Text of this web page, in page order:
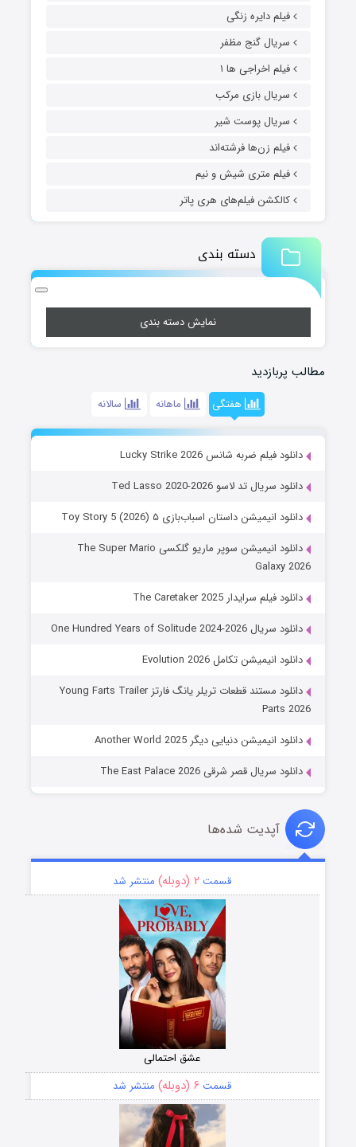
فیلم دایره زنگی
سریال گنج مظفر
فیلم اخراجی ها ۱
سریال بازی مرکب
سریال پوست شیر
فیلم زن‌ها فرشته‌اند
فیلم متری شیش و نیم
کالکشن فیلم‌های هری پاتر
دسته بندی
نمایش دسته بندی
مطالب پربازدید
هفتگی ماهانه سالانه
دانلود فیلم ضربه شانس Lucky Strike 2026
دانلود سریال تد لاسو Ted Lasso 2020-2026
دانلود انیمیشن داستان اسباب‌بازی ۵ Toy Story 5 (2026)
دانلود انیمیشن سوپر ماریو گلکسی The Super Mario
Galaxy 2026
دانلود فیلم سرایدار The Caretaker 2025
دانلود سریال One Hundred Years of Solitude 2024-2026
دانلود انیمیشن تکامل Evolution 2026
دانلود مستند قطعات تریلر یانگ فارتز Young Farts Trailer
Parts 2026
دانلود انیمیشن دنیایی دیگر Another World 2025
دانلود سریال قصر شرقی The East Palace 2026
آپدیت شده‌ها
قسمت ۲ (دوبله) منتشر شد
عشق احتمالی
قسمت ۶ (دوبله) منتشر شد